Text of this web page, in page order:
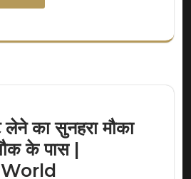
लेने का सुनहरा मौका
के पास |